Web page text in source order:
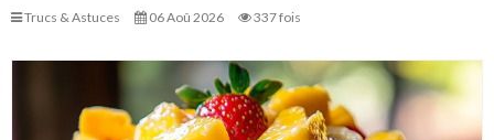
Trucs & Astuces 06 Aoû 2026 337 fois